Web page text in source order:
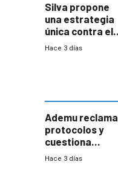
Silva propone
una estrategia
única contra el
narcotráfico y
Hace 3 días
Ademu reclama
protocolos y
cuestiona
demora de
Hace 3 días